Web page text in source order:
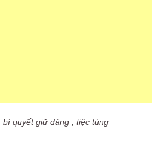
,bí quyết giữ dáng ,tiệc tùng